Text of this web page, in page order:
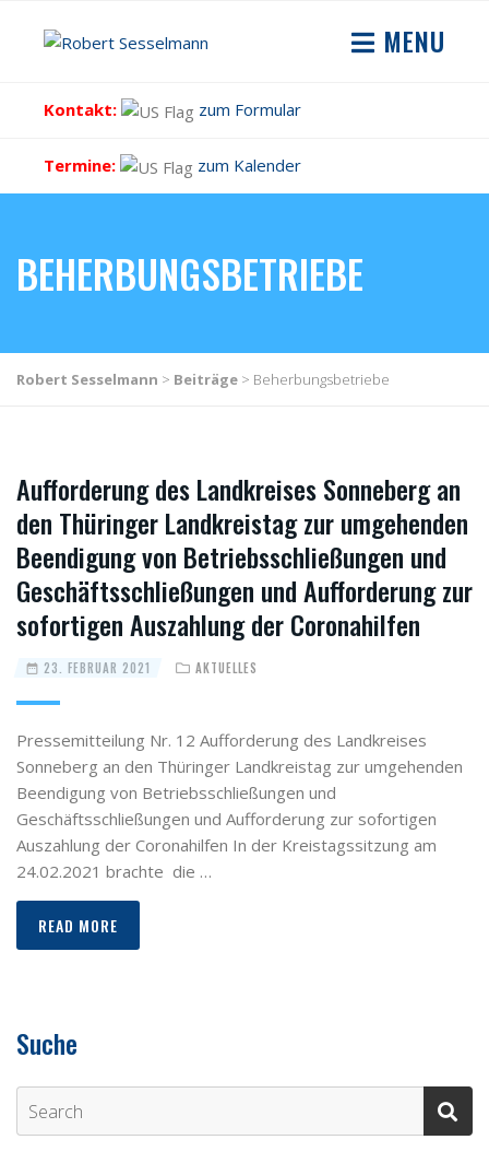
MENU
Kontakt: zum Formular
Termine: zum Kalender
BEHERBUNGSBETRIEBE
Robert Sesselmann > Beiträge > Beherbungsbetriebe
Aufforderung des Landkreises Sonneberg an
den Thüringer Landkreistag zur umgehenden
Beendigung von Betriebsschließungen und
Geschäftsschließungen und Aufforderung zur
sofortigen Auszahlung der Coronahilfen
23. FEBRUAR 2021 AKTUELLES
Pressemitteilung Nr. 12 Aufforderung des Landkreises
Sonneberg an den Thüringer Landkreistag zur umgehenden
Beendigung von Betriebsschließungen und
Geschäftsschließungen und Aufforderung zur sofortigen
Auszahlung der Coronahilfen In der Kreistagssitzung am
24.02.2021 brachte die …
READ MORE
Suche